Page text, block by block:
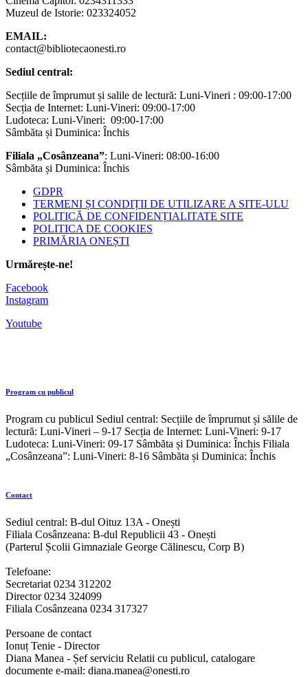
Muzeul de Istorie: 023324052
EMAIL:
contact@bibliotecaonesti.ro
Sediul central:
Secțiile de împrumut și salile de lectură: Luni-Vineri : 09:00-17:00
Secția de Internet: Luni-Vineri: 09:00-17:00
Ludoteca: Luni-Vineri: 09:00-17:00
Sâmbăta și Duminica: Închis
Filiala „Cosânzeana”: Luni-Vineri: 08:00-16:00
Sâmbăta și Duminica: Închis
GDPR
TERMENI ȘI CONDIȚII DE UTILIZARE A SITE-ULU
POLITICĂ DE CONFIDENȚIALITATE SITE
POLITICA DE COOKIES
PRIMĂRIA ONEȘTI
Urmărește-ne!
Facebook
Instagram
Youtube
Program cu publicul
Program cu publicul Sediul central: Secțiile de împrumut și sălile de
lectură: Luni-Vineri – 9-17 Secția de Internet: Luni-Vineri: 9-17
Ludoteca: Luni-Vineri: 09-17 Sâmbăta și Duminica: Închis Filiala
„Cosânzeana”: Luni-Vineri: 8-16 Sâmbăta și Duminica: Închis
Contact
Sediul central: B-dul Oituz 13A - Onești
Filiala Cosânzeana: B-dul Republicii 43 - Onești
(Parterul Școlii Gimnaziale George Călinescu, Corp B)
Telefoane:
Secretariat 0234 312202
Director 0234 324099
Filiala Cosânzeana 0234 317327
Persoane de contact
Ionuț Tenie - Director
Diana Manea - Șef serviciu Relatii cu publicul, catalogare
documente e-mail: diana.manea@onesti.ro